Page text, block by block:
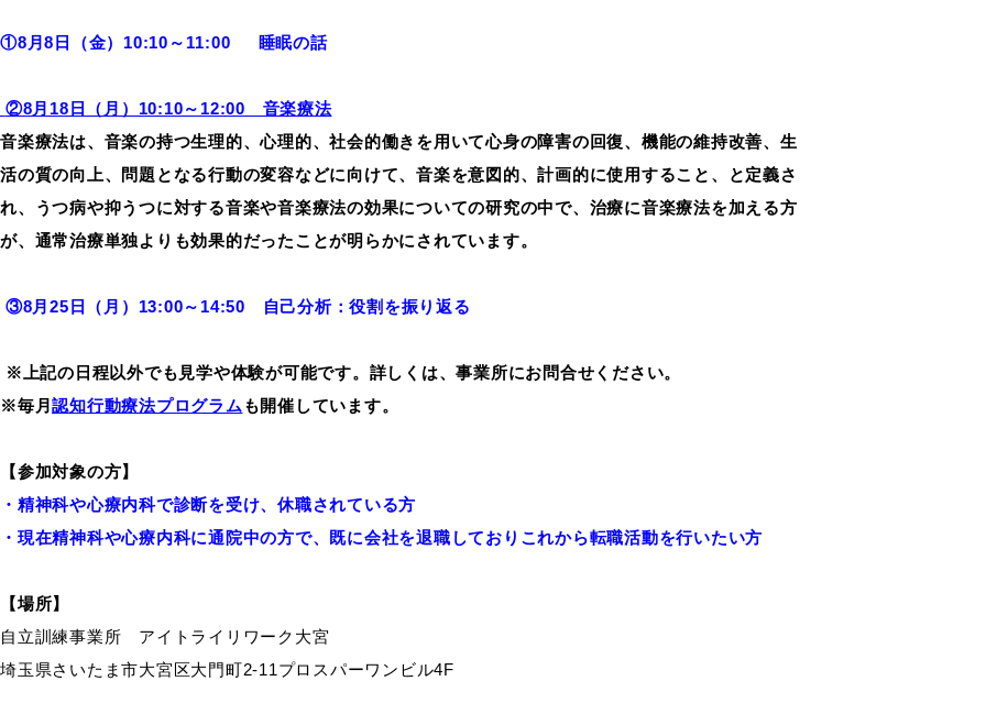
①8月8日（金）10:10～11:00 睡眠の話
②8月18日（月）10:10～12:00 音楽療法
音楽療法は、音楽の持つ生理的、心理的、社会的働きを用いて心身の障害の回復、機能の維持改善、生
活の質の向上、問題となる行動の変容などに向けて、音楽を意図的、計画的に使用すること、と定義さ
れ、うつ病や抑うつに対する音楽や音楽療法の効果についての研究の中で、治療に音楽療法を加える方
が、通常治療単独よりも効果的だったことが明らかにされています。
③8月25日（月）13:00～14:50 自己分析：役割を振り返る
※上記の日程以外でも見学や体験が可能です。詳しくは、事業所にお問合せください。
※毎月認知行動療法プログラム も開催しています。
【参加対象の方】
・精神科や心療内科で診断を受け、休職されている方
・現在精神科や心療内科に通院中の方で、既に会社を退職しておりこれから転職活動を行いたい方
【場所】
自立訓練事業所 アイトライリワーク大宮
埼玉県さいたま市大宮区大門町2-11プロスパーワンビル4F